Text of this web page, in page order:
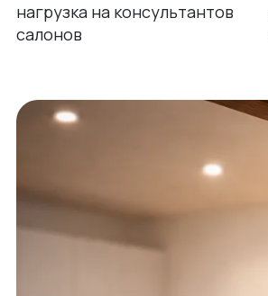
нагрузка на консультантов
салонов